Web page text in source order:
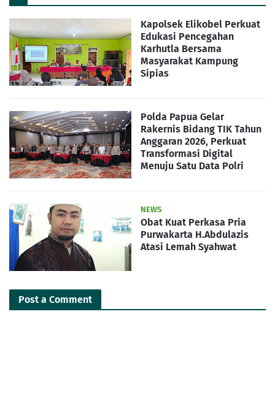
Kapolsek Elikobel Perkuat
Edukasi Pencegahan
Karhutla Bersama
Masyarakat Kampung
Sipias
Polda Papua Gelar
Rakernis Bidang TIK Tahun
Anggaran 2026, Perkuat
Transformasi Digital
Menuju Satu Data Polri
NEWS
Obat Kuat Perkasa Pria
Purwakarta H.Abdulazis
Atasi Lemah Syahwat
Post a Comment